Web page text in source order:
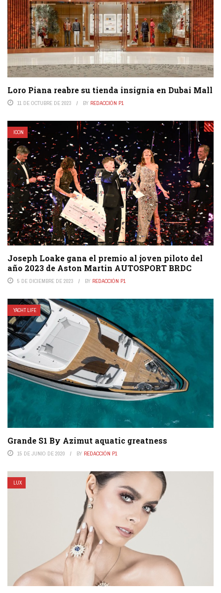
Loro Piana reabre su tienda insignia en Dubai Mall
11 DE OCTUBRE DE 2023 BY REDACCIÓN P1
ICON
Joseph Loake gana el premio al joven piloto del
año 2023 de Aston Martin AUTOSPORT BRDC
5 DE DICIEMBRE DE 2023 BY REDACCIÓN P1
YACHT LIFE
Grande S1 By Azimut aquatic greatness
15 DE JUNIO DE 2020 BY REDACCIÓN P1
LUX